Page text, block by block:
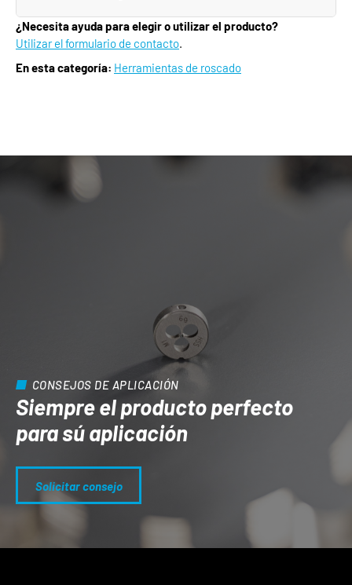
¿Necesita ayuda para elegir o utilizar el producto?
Utilizar el formulario de contacto.
En esta categoría: Herramientas de roscado
CONSEJOS DE APLICACIÓN
Siempre el producto perfecto
para sú aplicación
Solicitar consejo